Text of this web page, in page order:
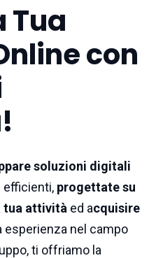
Tua
con
soluzioni digitali
efficienti, progettate su
tua attività ed acquisire
esperienza nel campo
ti offriamo la